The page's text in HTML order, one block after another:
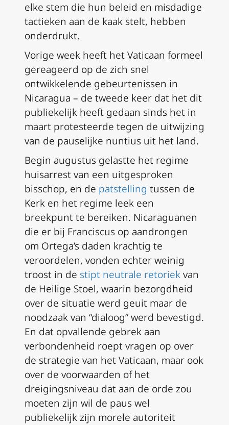
elke stem die hun beleid en misdadige
tactieken aan de kaak stelt, hebben
onderdrukt.
Vorige week heeft het Vaticaan formeel
gereageerd op de zich snel
ontwikkelende gebeurtenissen in
Nicaragua – de tweede keer dat het dit
publiekelijk heeft gedaan sinds het in
maart protesteerde tegen de uitwijzing
van de pauselijke nuntius uit het land.
Begin augustus gelastte het regime
huisarrest van een uitgesproken
bisschop, en de patstelling tussen de
Kerk en het regime leek een
breekpunt te bereiken. Nicaraguanen
die er bij Franciscus op aandrongen
om Ortega’s daden krachtig te
veroordelen, vonden echter weinig
troost in de stipt neutrale retoriekvan
de Heilige Stoel, waarin bezorgdheid
over de situatie werd geuit maar de
noodzaak van “dialoog” werd bevestigd.
En dat opvallende gebrek aan
verbondenheid roept vragen op over
de strategie van het Vaticaan, maar ook
over de voorwaarden of het
dreigingsniveau dat aan de orde zou
moeten zijn wil de paus wel
publiekelijk zijn morele autoriteit